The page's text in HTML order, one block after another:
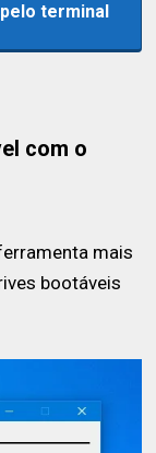
terminal
com o
mais
bootáveis